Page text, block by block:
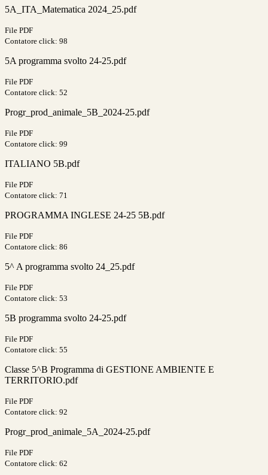
5A_ITA_Matematica 2024_25.pdf
File PDF
Contatore click: 98
5A programma svolto 24-25.pdf
File PDF
Contatore click: 52
Progr_prod_animale_5B_2024-25.pdf
File PDF
Contatore click: 99
ITALIANO 5B.pdf
File PDF
Contatore click: 71
PROGRAMMA INGLESE 24-25 5B.pdf
File PDF
Contatore click: 86
5^ A programma svolto 24_25.pdf
File PDF
Contatore click: 53
5B programma svolto 24-25.pdf
File PDF
Contatore click: 55
Classe 5^B Programma di GESTIONE AMBIENTE E
TERRITORIO.pdf
File PDF
Contatore click: 92
Progr_prod_animale_5A_2024-25.pdf
File PDF
Contatore click: 62